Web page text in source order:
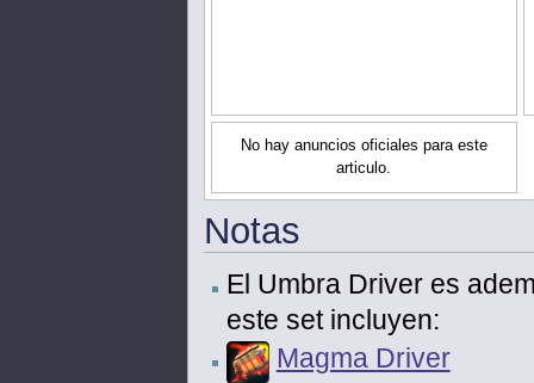
No hay anuncios oficiales para este
articulo.
Notas
El Umbra Driver es
este set incluyen:
Magma Driver